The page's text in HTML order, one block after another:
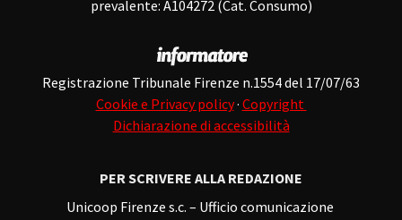
prevalente: A104272 (Cat. Consumo)
Registrazione Tribunale Firenze n.1554 del 17/07/63
Cookie e Privacy policy· Copyright
Dichiarazione di accessibilità
PER SCRIVERE ALLA REDAZIONE
Unicoop Firenze s.c. – Ufficio comunicazione